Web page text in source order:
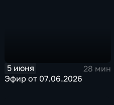
5 июня
28 мин
Эфир от 07.06.2026